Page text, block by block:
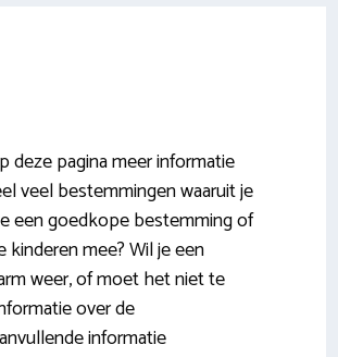
deze pagina meer informatie
veel bestemmingen waaruit je
een goedkope bestemming of
kinderen mee? Wil je een
weer, of moet het niet te
over de
informatie